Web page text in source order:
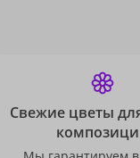
Свежие цветы